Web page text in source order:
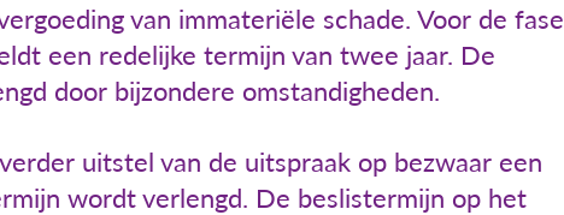
van immateriële schade. Voor de fase
een redelijke termijn van twee jaar. De
door bijzondere omstandigheden.
uitstel van de uitspraak op bezwaar een
wordt verlengd. De beslistermijn op het